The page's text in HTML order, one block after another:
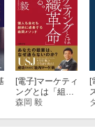
[電子]マーケティ
ングとは「組織
革命」である。
森岡 毅
[